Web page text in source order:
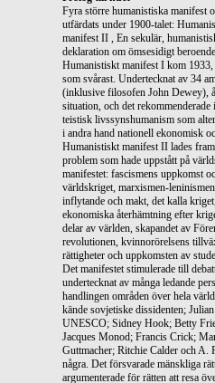
Fyra större humanistiska manifest
utfärdats under 1900-talet:
manifest II , En sekulär,
deklaration om ömsesidigt
Humanistiskt manifest I kom
som svårast. Undertecknat av 34
(inklusive filosofen John Dewey),
situation, och det
teistisk livssynshumanism som
i andra hand nationell ekonomisk
Humanistiskt manifest II lades
problem som hade uppstått på
manifestet: fascismens uppkomst
världskriget, marxismen-
inflytande och makt, det kalla
ekonomiska återhämtning efter
delar av världen, skapandet av
revolutionen, kvinnorörelsens
rättigheter och uppkomsten av
Det manifestet stimulerade till
undertecknat av många ledande
handlingen områden över hela
kände sovjetiske dissidenten;
UNESCO; Sidney Hook; Betty
Jacques Monod; Francis Crick;
Guttmacher; Ritchie Calder och A.
några. Det försvarade mänskliga
argumenterade för rätten att resa